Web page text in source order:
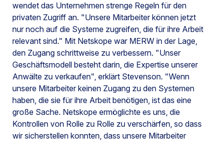
wendet das Unternehmen strenge Regeln für den
privaten Zugriff an. "Unsere Mitarbeiter können jetzt
nur noch auf die Systeme zugreifen, die für ihre Arbeit
relevant sind." Mit Netskope war MERW in der Lage,
den Zugang schrittweise zu verbessern. "Unser
Geschäftsmodell besteht darin, die Expertise unserer
Anwälte zu verkaufen", erklärt Stevenson. "Wenn
unsere Mitarbeiter keinen Zugang zu den Systemen
haben, die sie für ihre Arbeit benötigen, ist das eine
große Sache. Netskope ermöglichte es uns, die
Kontrollen von Rolle zu Rolle zu verschärfen, so dass
wir sicherstellen konnten, dass unsere Mitarbeiter